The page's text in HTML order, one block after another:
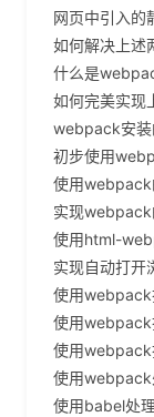
网页中引入的
如何解决上述
什么是
如何完美实现
webpack安装
初步使用
使用webpack
实现webpack
使用html-
实现自动打开
使用
使用webpack
使用webpack
使用webpack
使用babel处